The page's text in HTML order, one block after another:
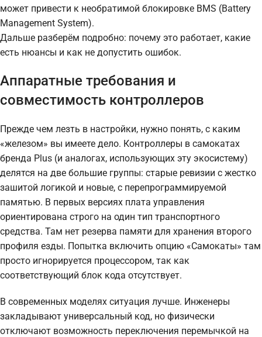
может привести к необратимой блокировке BMS (Battery
Management System).
Дальше разберём подробно: почему это работает, какие
есть нюансы и как не допустить ошибок.
Аппаратные требования и
совместимость контроллеров
Прежде чем лезть в настройки, нужно понять, с каким
«железом» вы имеете дело. Контроллеры в самокатах
бренда Plus (и аналогах, использующих эту экосистему)
делятся на две большие группы: старые ревизии с жестко
зашитой логикой и новые, с перепрограммируемой
памятью. В первых версиях плата управления
ориентирована строго на один тип транспортного
средства. Там нет резерва памяти для хранения второго
профиля езды. Попытка включить опцию «Самокаты» там
просто игнорируется процессором, так как
соответствующий блок кода отсутствует.
В современных моделях ситуация лучше. Инженеры
закладывают универсальный код, но физически
отключают возможность переключения перемычкой на